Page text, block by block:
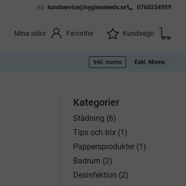
kundservice@hygieneleeds.se 0760234959
Mina sidor Favoriter Kundvagn
Önskelista
Inkl. moms Exkl. Moms
Kategorier
Städning (6)
Tips och trix (1)
Pappersprodukter (1)
Badrum (2)
Desinfektion (2)